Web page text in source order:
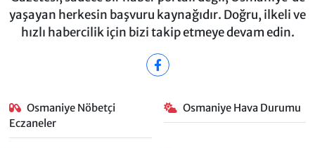
yaşayan herkesin başvuru kaynağıdır. Doğru, ilkeli ve
hızlı habercilik için bizi takip etmeye devam edin.
Osmaniye Nöbetçi
Eczaneler
Osmaniye Hava Durumu